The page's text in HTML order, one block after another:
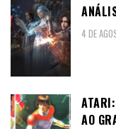
4 DE
AO